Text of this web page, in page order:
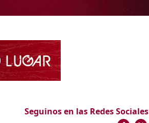
Seguinos en las Redes Sociales